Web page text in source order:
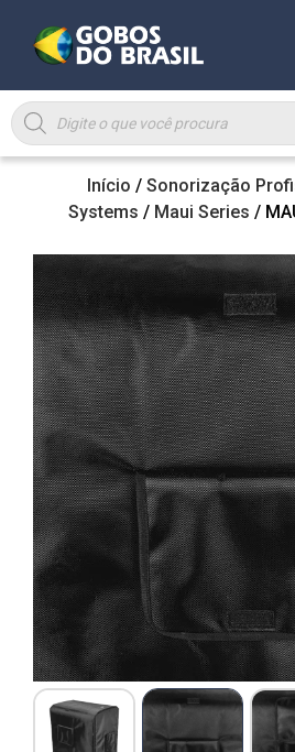
Início / Sonorização
Systems / Maui Series /